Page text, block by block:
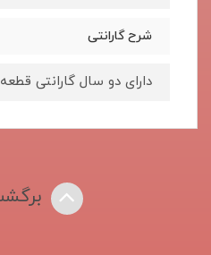
شرح گارانتی
دارای دو سال گارانتی